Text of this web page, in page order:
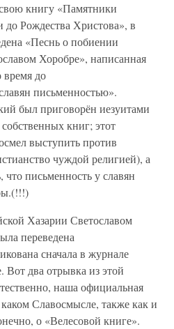
книгу «Памятники
до Рождества Христова», в
«Песнь о побиении
Хоробре», написанная
до
письменностью».
был приговорён иезуитами
книг; этот
выступить против
чуждой религией), а
письменность у славян
Хазарии Светославом
переведена
сначала в журнале
Вот два отрывка из этой
наша официальная
Славосмысле, также как и
о «Велесовой книге».